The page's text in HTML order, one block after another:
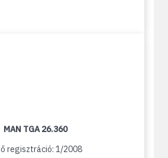
MAN TGA 26.360
regisztráció: 1/2008